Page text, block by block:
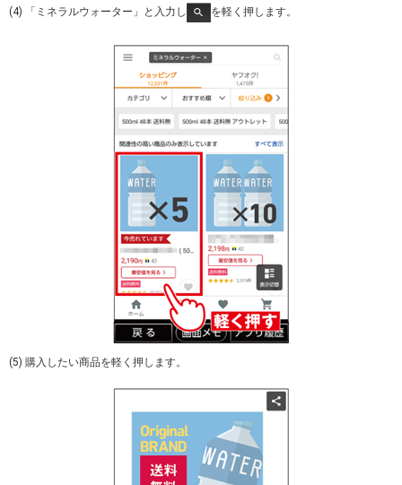
(4) 「ミネラルウォーター」と入力し を軽く押します。
(5) 購入したい商品を軽く押します。